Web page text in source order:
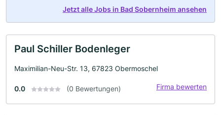
Jetzt alle Jobs in Bad Sobernheim ansehen
Paul Schiller Bodenleger
Maximilian-Neu-Str. 13, 67823 Obermoschel
0.0 (0 Bewertungen) Firma bewerten